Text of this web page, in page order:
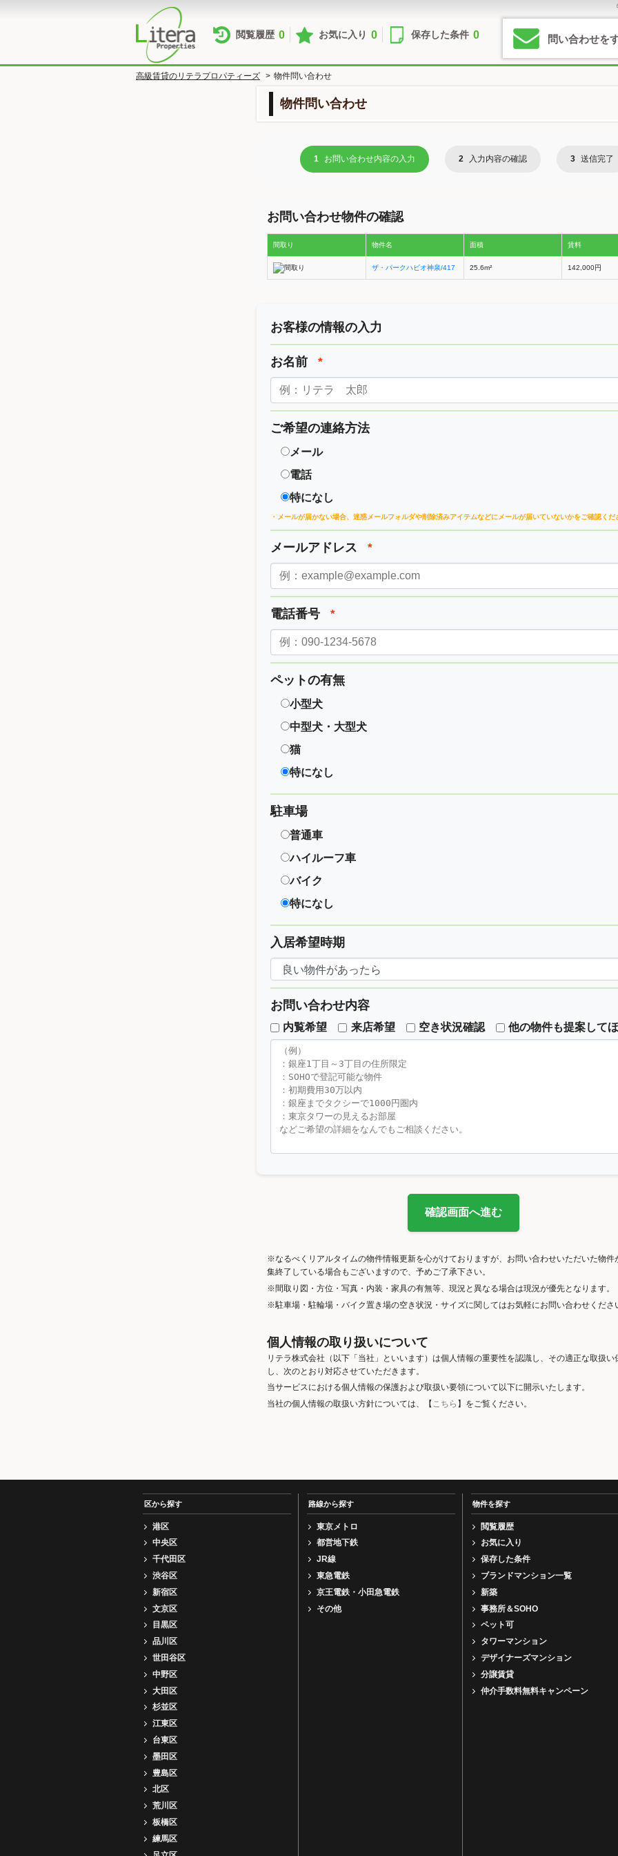
閲覧履歴 0 お気に入り 0 保存した条件 0 問い合わせを
高級賃貸のリテラプロパティーズ > 物件問い合わせ
物件問い合わせ
1 お問い合わせ内容の入力 2 入力内容の確認 3 送信完了
お問い合わせ物件の確認
間取り 物件名 面積 賃料
ザ・パークハビオ神泉/417 25.6m² 142,000円
お客様の情報の入力
お名前 *
ご希望の連絡方法
メール
電話
特になし
・メールが届かない場合、 迷惑メールフォルダや削除済みアイテムなどに メールが届いていないかをご確認くだ
メールアドレス *
電話番号 *
ペットの有無
小型犬
中型犬・大型犬
猫
特になし
駐車場
普通車
ハイルーフ車
バイク
特になし
入居希望時期
お問い合わせ内容
内覧希望 来店希望 空き状況確認 他の物件も提案して
確認画面へ進む
※なるべくリアルタイムの物件情報更新を心がけておりますが、お問い合わせいただいた物件
集終了している場合もございますので、予めご了承下さい。
※間取り図・方位・写真・内装・家具の有無等、現況と異なる場合は現況が優先となります。
※駐車場・駐輪場・バイク置き場の空き状況・サイズに関してはお気軽にお問い合わせくださ
個人情報の取り扱いについて
リテラ株式会社（以下「当社」といいます）は個人情報の重要性を認識し、その適正な取扱い
し、次のとおり対応させていただきます。
当サービスにおける個人情報の保護および取扱い要領について以下に開示いたします。
当社の個人情報の取扱い方針については、【 こちら 】をご覧ください。
区から探す
港区
中央区
千代田区
渋谷区
新宿区
文京区
目黒区
品川区
世田谷区
中野区
大田区
杉並区
江東区
台東区
墨田区
豊島区
北区
荒川区
板橋区
練馬区
路線から探す
東京メトロ
都営地下鉄
JR線
東急電鉄
京王電鉄・小田急電鉄
その他
物件を探す
閲覧履歴
お気に入り
保存した条件
ブランドマンション一覧
新築
事務所＆SOHO
ペット可
タワーマンション
デザイナーズマンション
分譲賃貸
仲介手数料無料キャンペーン